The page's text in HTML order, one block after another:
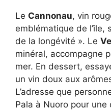
Le Cannonau, vin
emblématique de l’île,
de la longévité ». Le
minéral, accompagne
mer. En dessert,
un vin doux aux
L’adresse que
Pala à Nuoro pour